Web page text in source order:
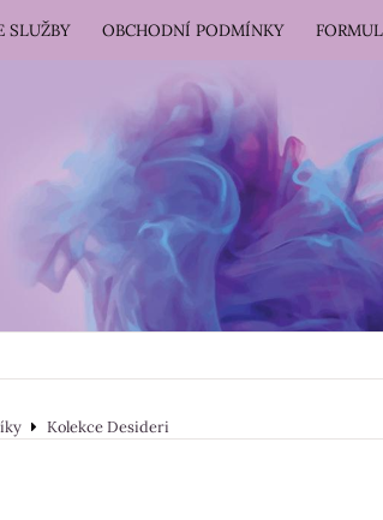
SLUŽBY OBCHODNÍ PODMÍNKY
Kolekce Desideri